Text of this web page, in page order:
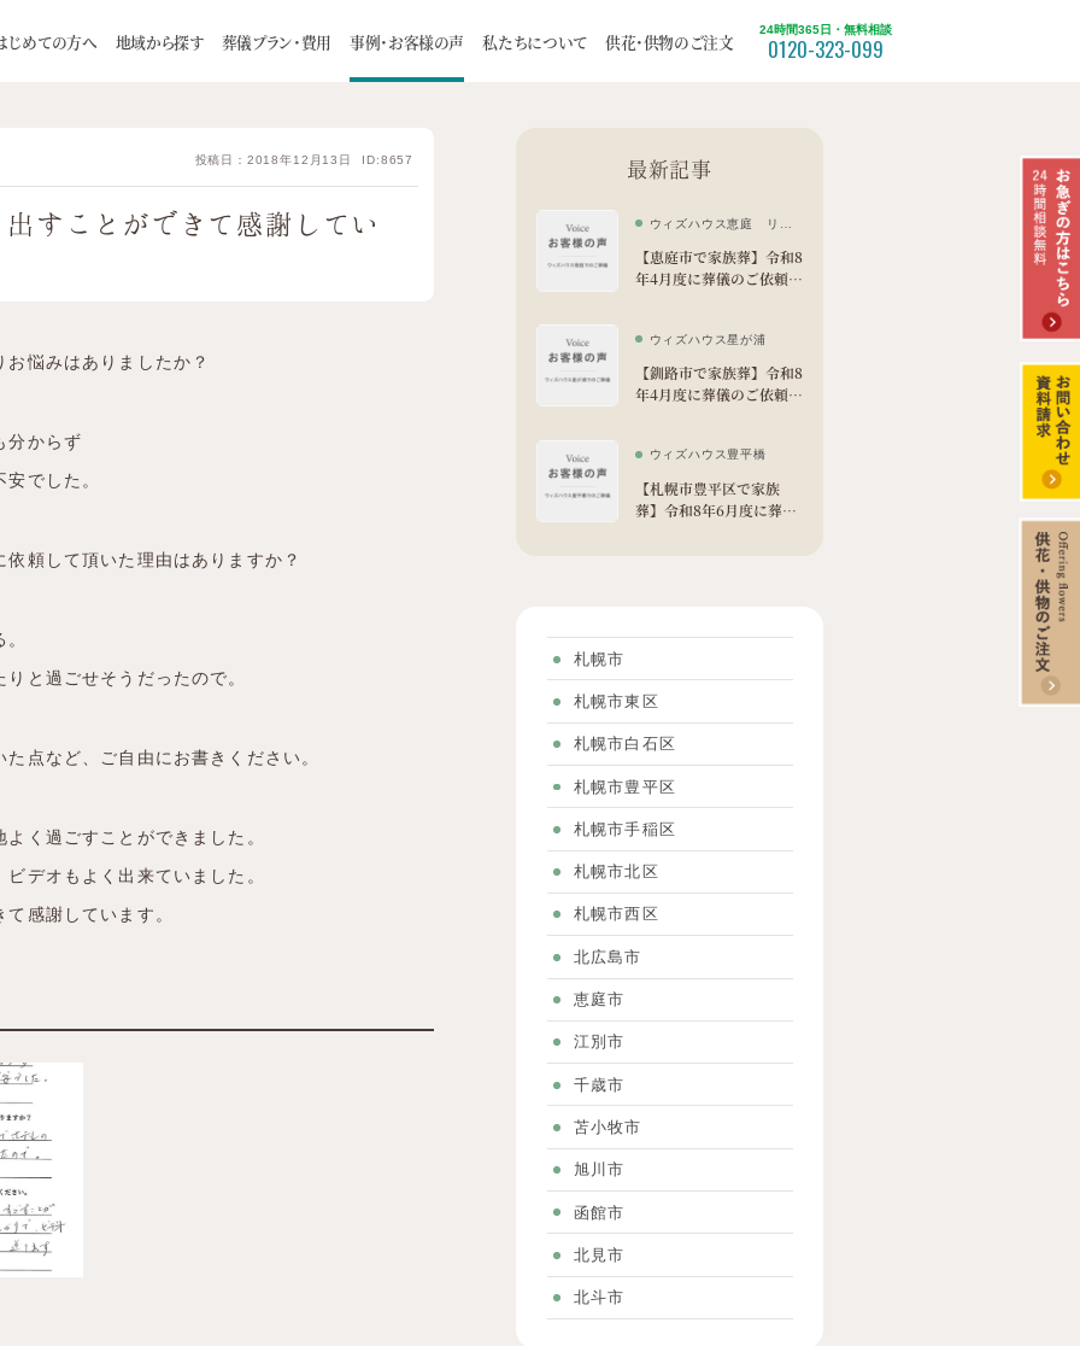
じめての方へ
よくある質問 供養のカタチ ご住職に聞いてみた
地域から探す
南区
東区 西区
苫小牧市
葬儀プラン・費用 事例・お客様の声 私たちについて 供花・供物のご注文
24時間365日・無料相談
0120-323-099
声 平成30年10月ウィズ北12 満足のいく形で送り出すことができて感謝しています
投稿日：2018年12月13日 ID:8657
すことができて感謝してい
悩みはありましたか？
分からず
でした。
頼して頂いた理由はありますか？
と過ごせそうだったので。
点など、ご自由にお書きください。
く過ごすことができました。
デオもよく出来ていました。
感謝しています。
最新記事
ウィズハウス恵庭 リビ
【恵庭市で家族葬】令和8
年4月度に葬儀のご依頼を
ウィズハウス星が浦
【釧路市で家族葬】令和8
年4月度に葬儀のご依頼を
ウィズハウス豊平橋
【札幌市豊平区で家族
葬】令和8年6月度に葬儀
札幌市
札幌市東区
札幌市白石区
札幌市豊平区
札幌市手稲区
札幌市北区
札幌市西区
北広島市
恵庭市
江別市
千歳市
苫小牧市
旭川市
函館市
北見市
北斗市